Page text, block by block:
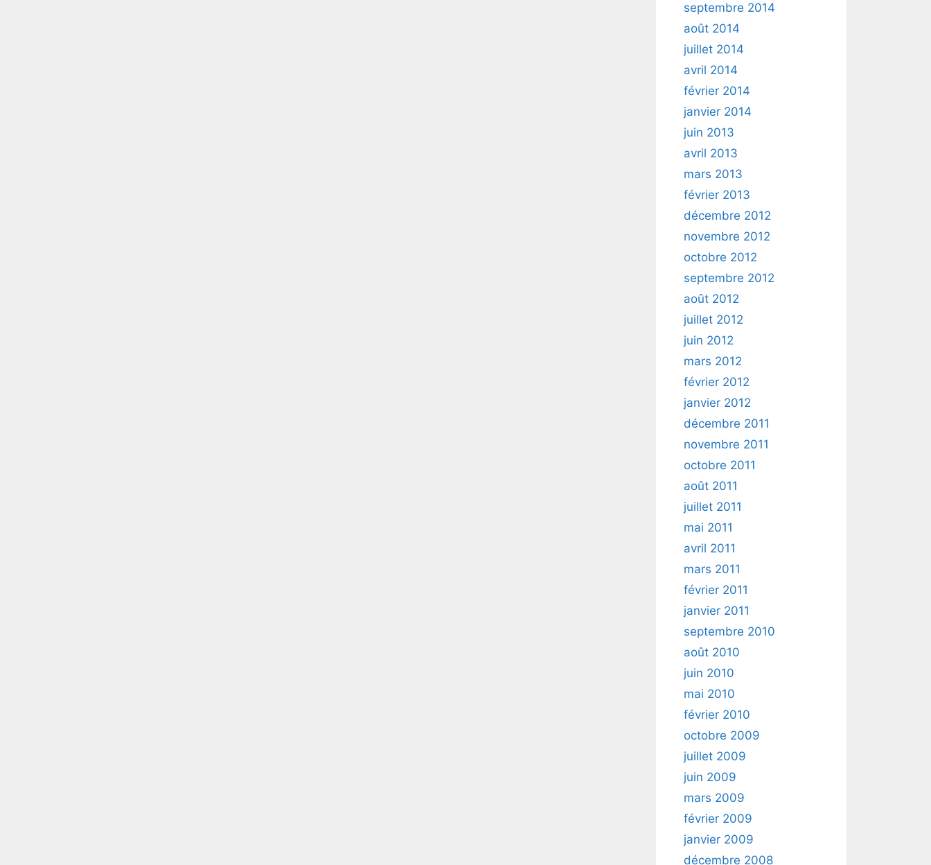
septembre 2014
août 2014
juillet 2014
avril 2014
février 2014
janvier 2014
juin 2013
avril 2013
mars 2013
février 2013
décembre 2012
novembre 2012
octobre 2012
septembre 2012
août 2012
juillet 2012
juin 2012
mars 2012
février 2012
janvier 2012
décembre 2011
novembre 2011
octobre 2011
août 2011
juillet 2011
mai 2011
avril 2011
mars 2011
février 2011
janvier 2011
septembre 2010
août 2010
juin 2010
mai 2010
février 2010
octobre 2009
juillet 2009
juin 2009
mars 2009
février 2009
janvier 2009
décembre 2008